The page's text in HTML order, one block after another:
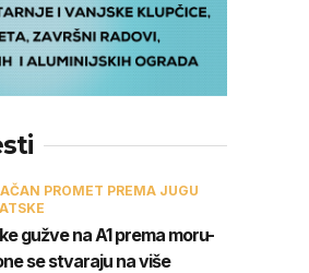
PROMET PREMA JUGU
gužve na A1 prema moru-
se stvaraju na više